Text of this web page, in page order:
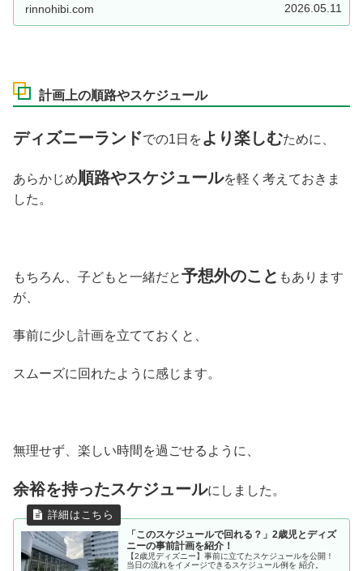
rinnohibi.com 2026.05.11
計画上の順路やスケジュール
ディズニーランドでの1日をより楽しむために、
あらかじめ順路やスケジュールを軽く考えておきま
した。
もちろん、子どもと一緒だと予想外のこと もあります
が、
事前に少し計画を立てておくと、
スムーズに回れたように感じます。
無理せず、楽しい時間を過ごせるように、
余裕を持ったスケジュールにしました。
「このスケジュールで回れる？」2歳児とディズ
ニーの事前計画を紹介！
【2歳児ディズニー】事前に立てたスケジュールを公開！
当日の流れをイメージできるスケジュール例を 紹介。